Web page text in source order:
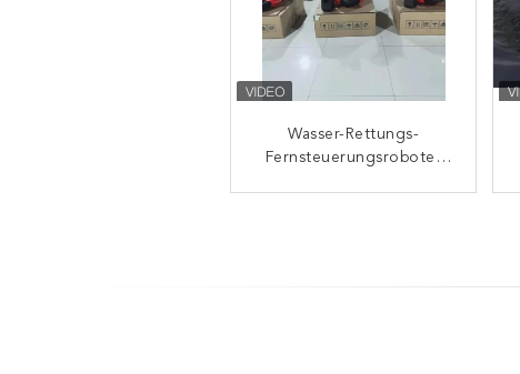
Sphärische
Rettungsluftkissen
Wasser-Rettungs-
Fernsteuerungsroboter